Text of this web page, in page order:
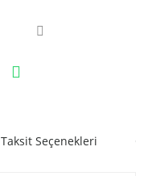
Taksit Seçenekleri